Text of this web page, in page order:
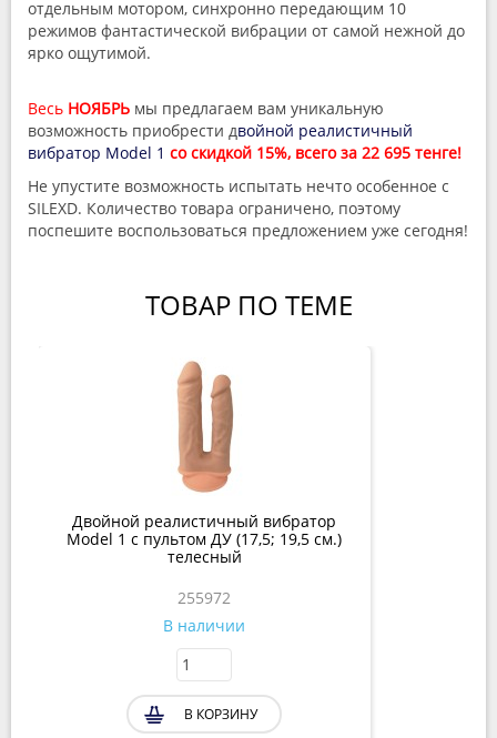
отдельным мотором, синхронно передающим 10
режимов фантастической вибрации от самой нежной до
ярко ощутимой.
Весь НОЯБРЬ мы предлагаем вам уникальную
возможность приобрести двойной реалистичный
вибратор Model 1 со скидкой 15%, всего за 22 695 тенге!
Не упустите возможность испытать нечто особенное с
SILEXD. Количество товара ограничено, поэтому
поспешите воспользоваться предложением уже сегодня!
ТОВАР ПО ТЕМЕ
Двойной реалистичный вибратор
Model 1 с пультом ДУ (17,5; 19,5 см.)
телесный
255972
В наличии
В КОРЗИНУ